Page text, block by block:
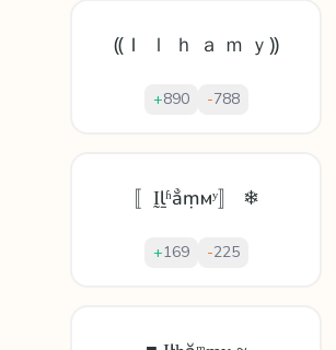
⸨Ｉ ｌ ｈ ａ ｍ ｙ⸩
+890 -788
〚Ḭḻʱẳṃмʸ〛 ❄
+169 -225